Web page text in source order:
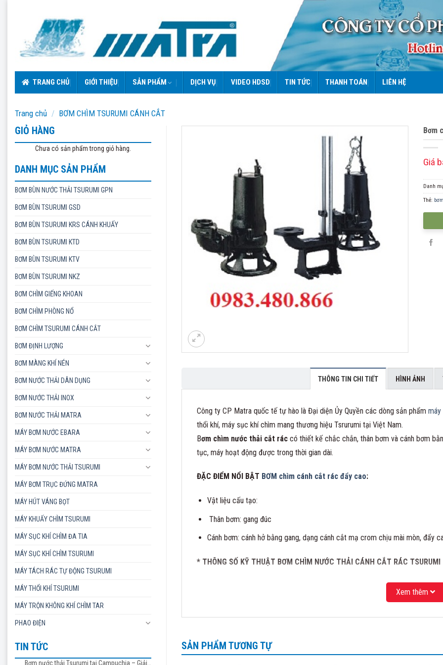
TRANG CHỦ GIỚI THIỆU SẢN PHẨM DỊCH VỤ VIDEO HDSD TIN TỨC THANH TOÁN LIÊN HỆ
Trang chủ / BƠM CHÌM TSURUMI CÁNH CẮT
GIỎ HÀNG
Chưa có sản phẩm trong giỏ hàng.
DANH MỤC SẢN PHẨM
BƠM BÙN NƯỚC THẢI TSURUMI GPN
BƠM BÙN TSURUMI GSD
BƠM BÙN TSURUMI KRS CÁNH KHUẤY
BƠM BÙN TSURUMI KTD
BƠM BÙN TSURUMI KTV
BƠM BÙN TSURUMI NKZ
BƠM CHÌM GIẾNG KHOAN
BƠM CHÌM PHÒNG NỔ
BƠM CHÌM TSURUMI CÁNH CẮT
BƠM ĐỊNH LƯỢNG
BƠM MÀNG KHÍ NÉN
BƠM NƯỚC THẢI DÂN DỤNG
BƠM NƯỚC THẢI INOX
BƠM NƯỚC THẢI MATRA
MÁY BƠM NƯỚC EBARA
MÁY BƠM NƯỚC MATRA
MÁY BƠM NƯỚC THẢI TSURUMI
MÁY BƠM TRỤC ĐỨNG MATRA
MÁY HÚT VÁNG BỌT
MÁY KHUẤY CHÌM TSURUMI
MÁY SỤC KHÍ CHÌM ĐA TIA
MÁY SỤC KHÍ CHÌM TSURUMI
MÁY TÁCH RÁC TỰ ĐỘNG TSURUMI
MÁY THỔI KHÍ TSURUMI
MÁY TRỘN KHÔNG KHÍ CHÌM TAR
PHAO ĐIỆN
TIN TỨC
Bơm nước thải Tsurumi tại Campuchia – Giải
Bơm
Giá
Danh
Thẻ:
THÔNG TIN CHI TIẾT HÌNH ẢNH
Công ty CP Matra quốc tế tự hào là Đại diện Ủy Quyền các dòng sản phẩm
thổi khí, máy sục khí chìm mang thương hiệu Tsrurumi tại Việt Nam.
Bơm chìm nước thải cắt rác có thiết kế chắc chắn, thân bơm và cánh bơm
tục, máy hoạt động được trong thời gian dài.
ĐẶC ĐIỂM NỔI BẬT BƠM chìm cánh cắt rác đẩy cao:
Vật liệu cấu tạo:
Thân bơm: gang đúc
Cánh bơm: cánh hở bằng gang, dạng cánh cắt mạ crom chịu mài mòn, đẩy
* THÔNG SỐ KỸ THUẬT BƠM CHÌM NƯỚC THẢI CÁNH CẮT RÁC TSURUMI
Xem thêm
SẢN PHẨM TƯƠNG TỰ